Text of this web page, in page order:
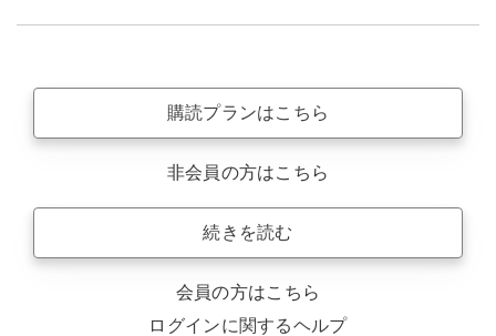
購読プランはこちら
非会員の方はこちら
続きを読む
会員の方はこちら
ログインに関するヘルプ